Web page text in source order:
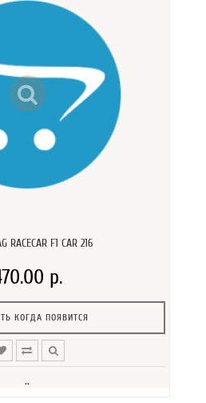
RACECAR F1 CAR 216
р.
КОГДА ПОЯВИТСЯ
..